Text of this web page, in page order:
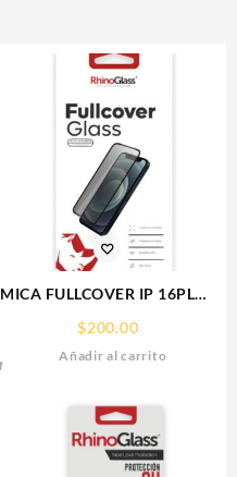
MICA FULLCOVER IP 16PLUS
$200.00
Añadir al carrito